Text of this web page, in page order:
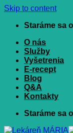
Skip to content
Staráme sa
O nás
Služby
Vyšetrenia
E-recept
Blog
Q&A
Kontakty
Staráme sa